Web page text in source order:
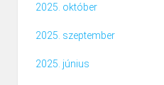
2025. október
2025. szeptember
2025. június